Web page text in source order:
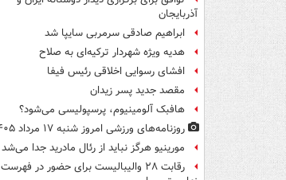
آذربایجان
ابراهیم صادقی سرمربی سایپا شد
هدیه ویژه شهردار ترکیه‌ای به صلاح
افشای رسوایی اخلاقی رئیس فیفا
مقصد جدید پسر زیدان
هافبک آلومینیوم، پرسپولیسی می‌شود؟
روزنامه‌های ورزشی امروز ‌شنبه ۱۷ مرداد ۱۴۰۵
مورینیو هرگز نباید از رئال مادرید جدا می‌شد
رقابت ۲۸ والیبالیست برای حضور در فهرست